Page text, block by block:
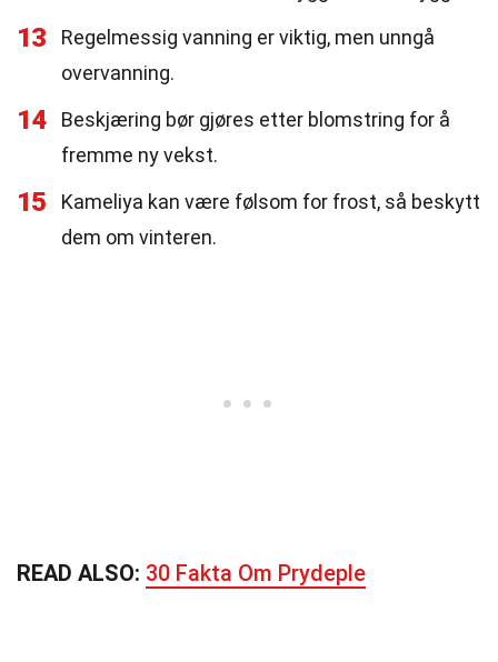
13
Regelmessig vanning er viktig, men unngå
overvanning.
14
Beskjæring bør gjøres etter blomstring for å
fremme ny vekst.
15
Kameliya kan være følsom for frost, så beskytt
dem om vinteren.
READ ALSO: 30 Fakta Om Prydeple